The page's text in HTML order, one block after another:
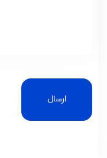
ارسال